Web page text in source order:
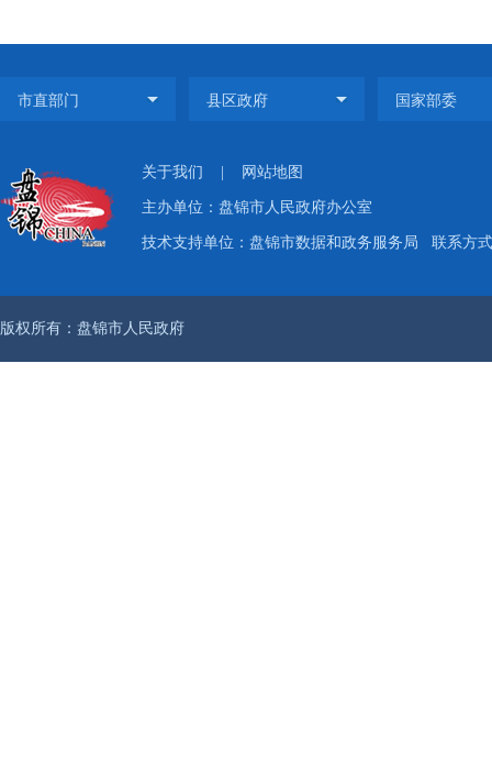
关于我们 网站地图
主办单位：盘锦市人民政府办公室
技术支持单位：盘锦市数据和政务服务局 联系方
版权所有：盘锦市人民政府